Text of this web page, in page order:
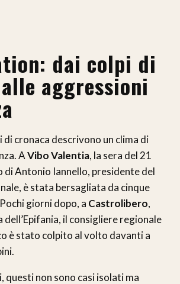
dai colpi di
aggressioni
di cronaca descrivono un clima di
AVibo Valentia, la sera del 21
di Antonio Iannello, presidente del
è stata bersagliata da cinque
giorni dopo, a Castrolibero,
il consigliere regionale
è stato colpito al volto davanti a
questi non sono casi isolati ma